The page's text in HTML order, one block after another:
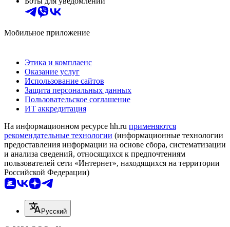
Мобильное приложение
Этика и комплаенс
Оказание услуг
Использование сайтов
Защита персональных данных
Пользовательское соглашение
ИТ аккредитация
На информационном ресурсе hh.ru применяются
рекомендательные технологии (информационные технологии
предоставления информации на основе сбора, систематизации
и анализа сведений, относящихся к предпочтениям
пользователей сети «Интернет», находящихся на территории
Российской Федерации)
Русский